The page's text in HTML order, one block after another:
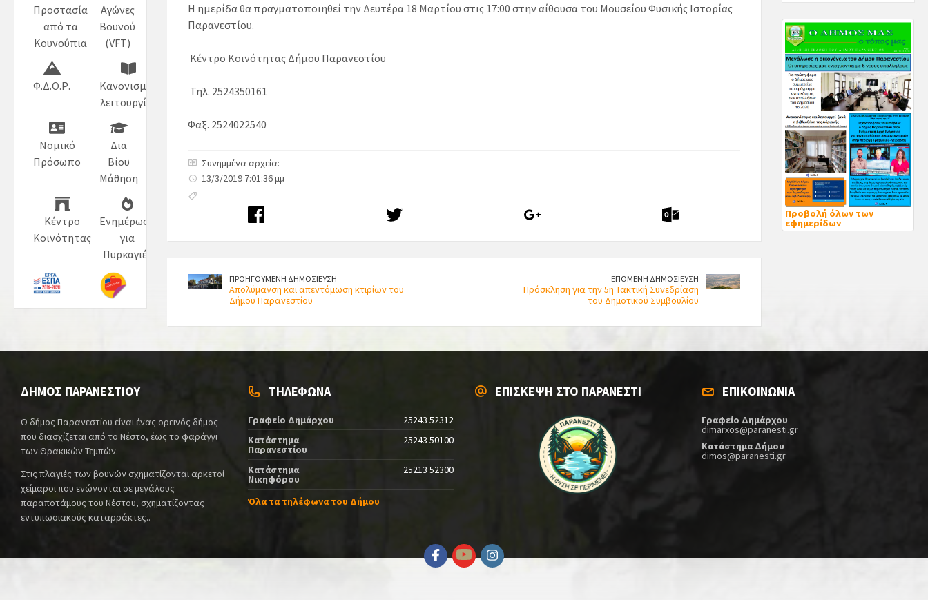
Η ημερίδα θα πραγματοποιηθεί την Δευτέρα 18 Μαρτίου στις 17:00 στην αίθουσα του Μουσείου Φυσικής Ιστορίας
Παρανεστίου.
Κέντρο Κοινότητας Δήμου Παρανεστίου
Τηλ. 2524350161
Φαξ. 2524022540
Συνημμένα αρχεία:
13/3/2019 7:01:36 μμ
ΠΡΟΗΓΟΥΜΕΝΗ ΔΗΜΟΣΙΕΥΣΗ
Απολύμανση και απεντόμωση κτιρίων του
Δήμου Παρανεστίου
ΕΠΟΜΕΝΗ ΔΗΜΟΣΙΕΥΣΗ
Πρόσκληση για την 5η Τακτική Συνεδρίαση
του Δημοτικού Συμβουλίου
Προστασία
από τα
Κουνούπια
Αγώνες
Βουνού
(VFT)
Φ.Δ.Ο.Ρ.
Κανονισμός
λειτουργίας
Νομικό
Πρόσωπο
Δια
Βίου
Μάθηση
Κέντρο
Κοινότητας
Ενημέρωση
για
Πυρκαγιές
Προβολή όλων των
εφημερίδων
ΔΗΜΟΣ ΠΑΡΑΝΕΣΤΙΟΥ
Ο δήμος Παρανεστίου είναι ένας ορεινός δήμος
που διασχίζεται από το Νέστο, έως το φαράγγι
των Θρακικών Τεμπών.
Στις πλαγιές των βουνών σχηματίζονται αρκετοί
χείμαροι που ενώνονται σε μεγάλους
παραποτάμους του Νέστου, σχηματίζοντας
εντυπωσιακούς καταρράκτες..
ΤΗΛΕΦΩΝΑ
Γραφείο Δημάρχου
25243 52312
Κατάστημα
Παρανεστίου
25243 50100
Κατάστημα
Νικηφόρου
25213 52300
Όλα τα τηλέφωνα του Δήμου
ΕΠΙΣΚΕΨΗ ΣΤΟ ΠΑΡΑΝΕΣΤΙ ΕΠΙΚΟΙΝΩΝΙΑ
Γραφείο Δημάρχου
dimarxos@paranesti.gr
Κατάστημα Δήμου
dimos@paranesti.gr